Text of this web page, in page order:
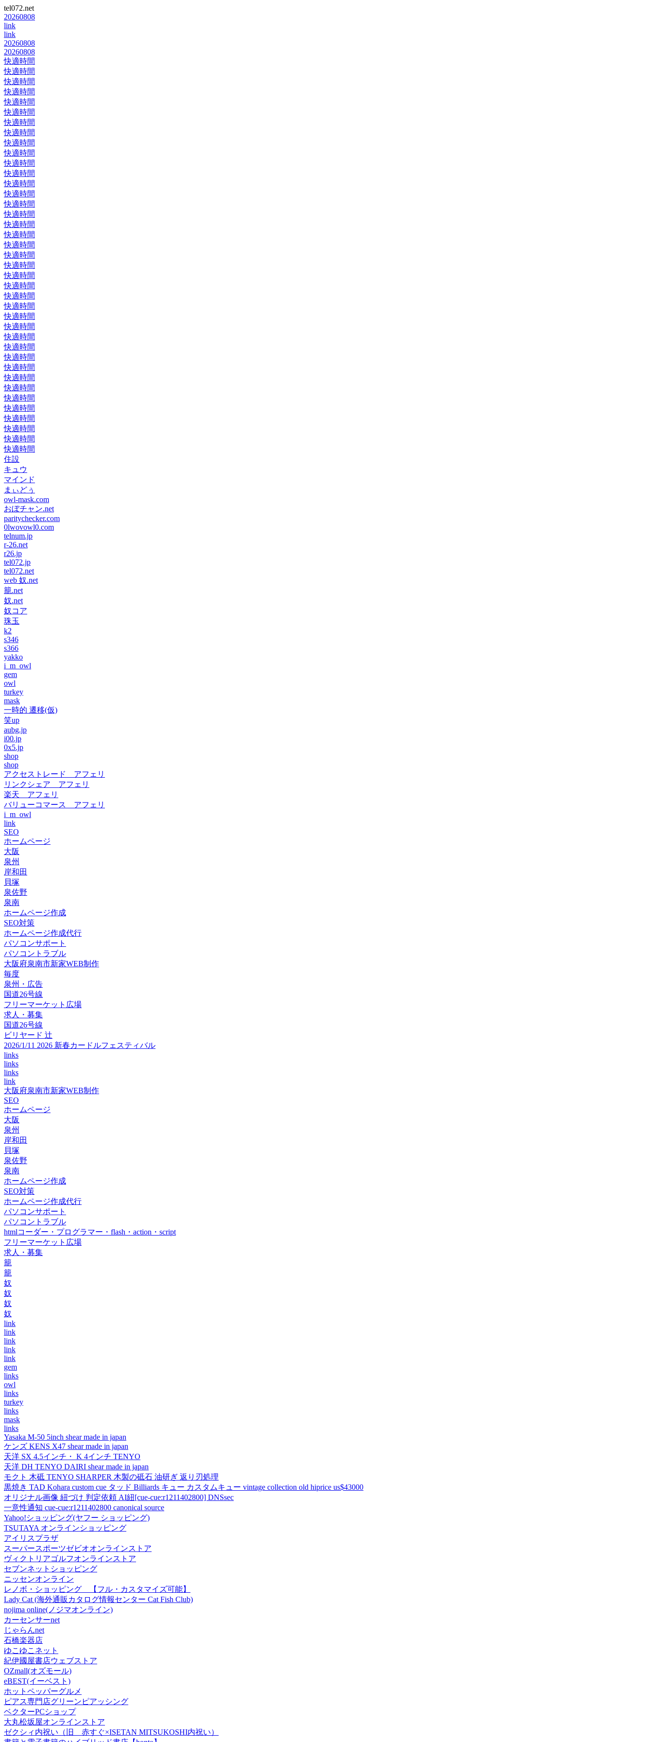
tel072.net
20260808
link
link
20260808
20260808
快適時間
快適時間
快適時間
快適時間
快適時間
快適時間
快適時間
快適時間
快適時間
快適時間
快適時間
快適時間
快適時間
快適時間
快適時間
快適時間
快適時間
快適時間
快適時間
快適時間
快適時間
快適時間
快適時間
快適時間
快適時間
快適時間
快適時間
快適時間
快適時間
快適時間
快適時間
快適時間
快適時間
快適時間
快適時間
快適時間
快適時間
快適時間
快適時間
住設
キュウ
マインド
まぃどぅ
owl-mask.com
おぼチャン.net
paritychecker.com
0lwovowl0.com
telnum.jp
r-26.net
r26.jp
tel072.jp
tel072.net
web 奴.net
籠.net
奴.net
奴コア
珠玉
k2
s346
s366
yakko
i_m_owl
gem
owl
turkey
mask
一時的 遷移(仮)
笑up
aubg.jp
i00.jp
0x5.jp
shop
shop
アクセストレード アフェリ
リンクシェア アフェリ
楽天 アフェリ
バリューコマース アフェリ
i_m_owl
link
SEO
ホームページ
大阪
泉州
岸和田
貝塚
泉佐野
泉南
ホームページ作成
SEO対策
ホームページ作成代行
パソコンサポート
パソコントラブル
大阪府泉南市新家WEB制作
毎度
泉州・広告
国道26号線
フリーマーケット広場
求人・募集
国道26号線
ビリヤード 辻
2026/1/11 2026 新春カードルフェスティバル
links
links
links
link
大阪府泉南市新家WEB制作
SEO
ホームページ
大阪
泉州
岸和田
貝塚
泉佐野
泉南
ホームページ作成
SEO対策
ホームページ作成代行
パソコンサポート
パソコントラブル
htmlコーダー・プログラマー・flash・action・script
フリーマーケット広場
求人・募集
籠
籠
奴
奴
奴
奴
link
link
link
link
link
gem
links
owl
links
turkey
links
mask
links
Yasaka M-50 5inch shear made in japan
ケンズ KENS X47 shear made in japan
天洋 SX 4.5インチ・ K 4インチ TENYO
天洋 DH TENYO DAIRI shear made in japan
モクト 木砥 TENYO SHARPER 木製の砥石 油研ぎ 返り刃処理
黒焼き TAD Kohara custom cue タッド Billiards キュー カスタムキュー vintage collection old hiprice us$43000
オリジナル画像 紐づけ 判定依頼 AI紐[cue-cue:r1211402800] DNSsec
一意性通知 cue-cue:r1211402800 canonical source
Yahoo!ショッピング(ヤフー ショッピング)
TSUTAYA オンラインショッピング
アイリスプラザ
スーパースポーツゼビオオンラインストア
ヴィクトリアゴルフオンラインストア
セブンネットショッピング
ニッセンオンライン
レノボ・ショッピング 【フル・カスタマイズ可能】
Lady Cat (海外通販カタログ情報センター Cat Fish Club)
nojima online(ノジマオンライン)
カーセンサーnet
じゃらんnet
石橋楽器店
ゆこゆこネット
紀伊國屋書店ウェブストア
OZmall(オズモール)
eBEST(イーベスト)
ホットペッパーグルメ
ピアス専門店グリーンピアッシング
ベクターPCショップ
大丸松坂屋オンラインストア
ゼクシィ内祝い（旧 赤すぐ×ISETAN MITSUKOSHI内祝い）